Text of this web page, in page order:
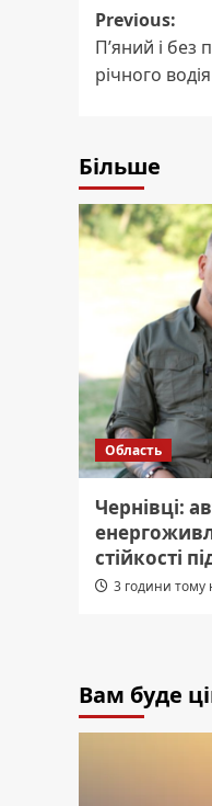
Post
Previous:
П’яний і без
річного водія
Більше
Область
Чернівці:
стійкості
3 години тому
Вам буде